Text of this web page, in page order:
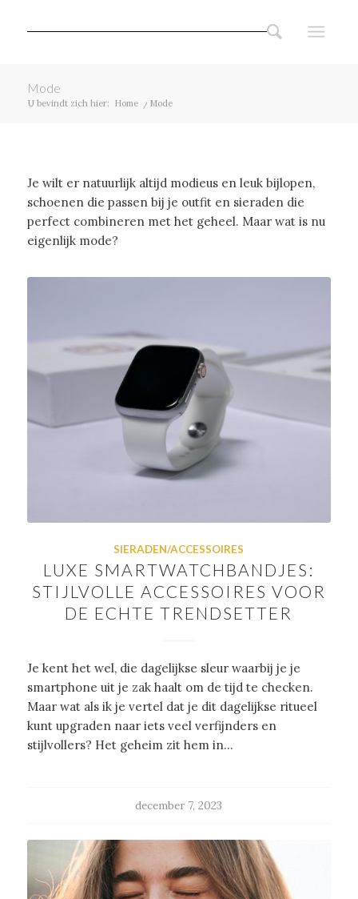
Mode
U bevindt zich hier: Home / Mode
Je wilt er natuurlijk altijd modieus en leuk bijlopen,
schoenen die passen bij je outfit en sieraden die
perfect combineren met het geheel. Maar wat is nu
eigenlijk mode?
SIERADEN/ACCESSOIRES
LUXE SMARTWATCHBANDJES:
STIJLVOLLE ACCESSOIRES VOOR
DE ECHTE TRENDSETTER
Je kent het wel, die dagelijkse sleur waarbij je je
smartphone uit je zak haalt om de tijd te checken.
Maar wat als ik je vertel dat je dit dagelijkse ritueel
kunt upgraden naar iets veel verfijnders en
stijlvollers? Het geheim zit hem in…
december 7, 2023